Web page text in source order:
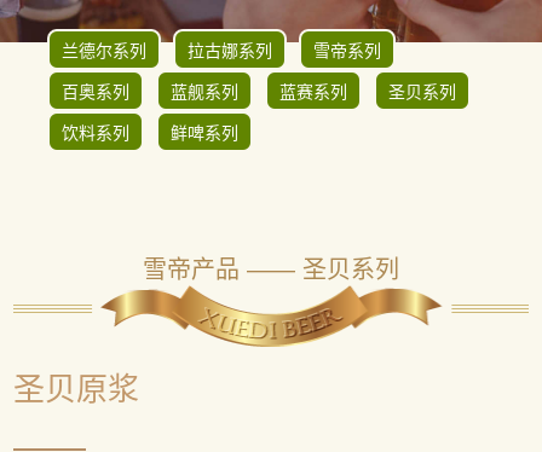
兰德尔系列 拉古娜系列 雪帝系列
百奥系列 蓝舰系列 蓝赛系列 圣贝系列
饮料系列 鲜啤系列
雪帝产品 —— 圣贝系列
圣贝原浆